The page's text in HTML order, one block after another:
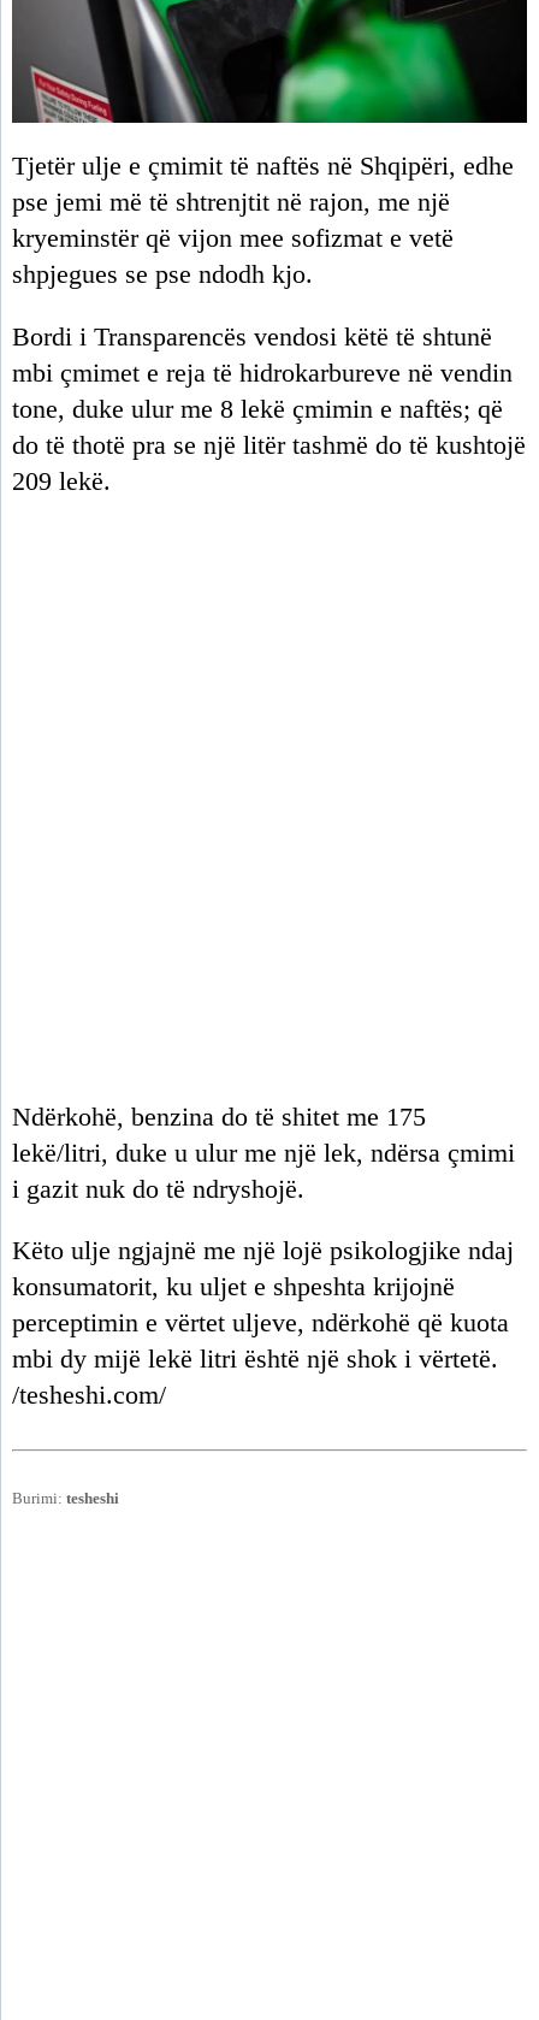
Tjetër ulje e çmimit të naftës në Shqipëri, edhe
pse jemi më të shtrenjtit në rajon, me një
kryeminstër që vijon mee sofizmat e vetë
shpjegues se pse ndodh kjo.
Bordi i Transparencës vendosi këtë të shtunë
mbi çmimet e reja të hidrokarbureve në vendin
tone, duke ulur me 8 lekë çmimin e naftës; që
do të thotë pra se një litër tashmë do të kushtojë
209 lekë.
Ndërkohë, benzina do të shitet me 175
lekë/litri, duke u ulur me një lek, ndërsa çmimi
i gazit nuk do të ndryshojë.
Këto ulje ngjajnë me një lojë psikologjike ndaj
konsumatorit, ku uljet e shpeshta krijojnë
perceptimin e vërtet uljeve, ndërkohë që kuota
mbi dy mijë lekë litri është një shok i vërtetë.
/tesheshi.com/
Burimi: tesheshi